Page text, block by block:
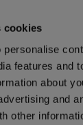
cookies
features and
about
and
other
コレクターズ